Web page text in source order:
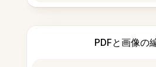
PDFと画像の